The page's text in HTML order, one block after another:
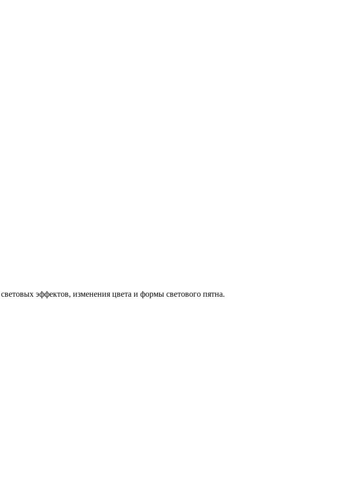
эффектов, изменения цвета и формы светового пятна.